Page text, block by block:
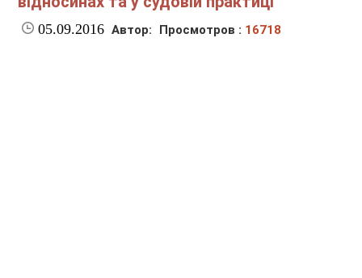
05.09.2016 Автор: Просмотров : 16718